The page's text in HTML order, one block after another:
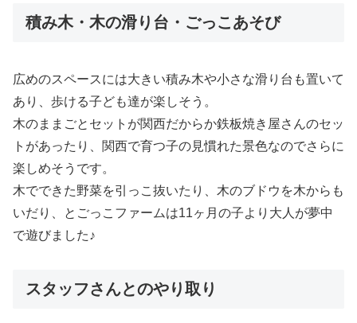
積み木・木の滑り台・ごっこあそび
広めのスペースには大きい積み木や小さな滑り台も置いて
あり、歩ける子ども達が楽しそう。
木のままごとセットが関西だからか鉄板焼き屋さんのセッ
トがあったり、関西で育つ子の見慣れた景色なのでさらに
楽しめそうです。
木でできた野菜を引っこ抜いたり、木のブドウを木からも
いだり、とごっこファームは11ヶ月の子より大人が夢中
で遊びました♪
スタッフさんとのやり取り